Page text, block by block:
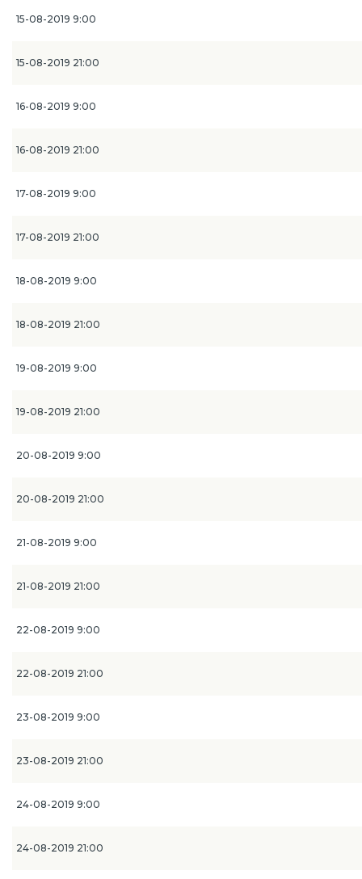
15-08-2019 9:00
15-08-2019 21:00
16-08-2019 9:00
16-08-2019 21:00
17-08-2019 9:00
17-08-2019 21:00
18-08-2019 9:00
18-08-2019 21:00
19-08-2019 9:00
19-08-2019 21:00
20-08-2019 9:00
20-08-2019 21:00
21-08-2019 9:00
21-08-2019 21:00
22-08-2019 9:00
22-08-2019 21:00
23-08-2019 9:00
23-08-2019 21:00
24-08-2019 9:00
24-08-2019 21:00